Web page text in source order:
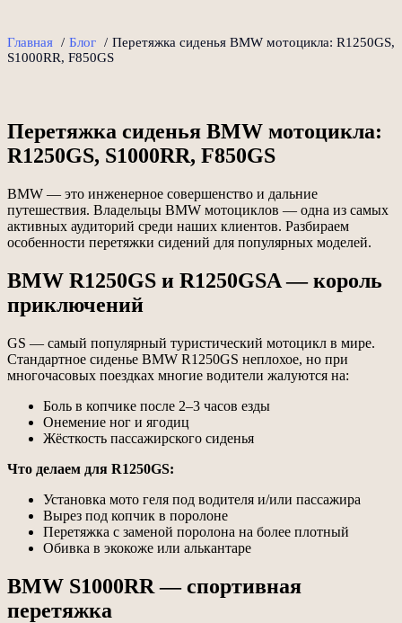
Главная / Блог / Перетяжка сиденья BMW мотоцикла: R1250GS,
S1000RR, F850GS
Перетяжка сиденья BMW мотоцикла:
R1250GS, S1000RR, F850GS
BMW — это инженерное совершенство и дальние
путешествия. Владельцы BMW мотоциклов — одна из самых
активных аудиторий среди наших клиентов. Разбираем
особенности перетяжки сидений для популярных моделей.
BMW R1250GS и R1250GSA — король
приключений
GS — самый популярный туристический мотоцикл в мире.
Стандартное сиденье BMW R1250GS неплохое, но при
многочасовых поездках многие водители жалуются на:
Боль в копчике после 2–3 часов езды
Онемение ног и ягодиц
Жёсткость пассажирского сиденья
Что делаем для R1250GS:
Установка мото геля под водителя и/или пассажира
Вырез под копчик в поролоне
Перетяжка с заменой поролона на более плотный
Обивка в экокоже или алькантаре
BMW S1000RR — спортивная
перетяжка